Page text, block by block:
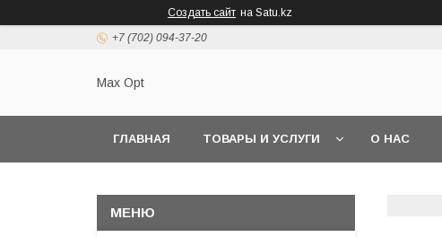
Создать сайт на Satu.kz
+7 (702) 094-37-20
Max Opt
ГЛАВНАЯ ТОВАРЫ И УСЛУГИ О НАС